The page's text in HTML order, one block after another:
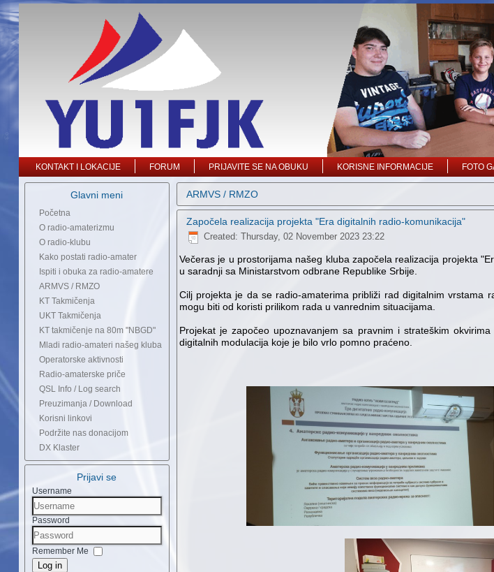
KONTAKT I LOKACIJE FORUM PRIJAVITE SE NA OBUKU KORISNE INFORMACIJE FOTO
Glavni meni
Početna
O radio-amaterizmu
O radio-klubu
Kako postati radio-amater
Ispiti i obuka za radio-amatere
ARMVS / RMZO
KT Takmičenja
UKT Takmičenja
KT takmičenje na 80m "NBGD"
Mladi radio-amateri našeg kluba
Operatorske aktivnosti
Radio-amaterske priče
QSL Info / Log search
Preuzimanja / Download
Korisni linkovi
Podržite nas donacijom
DX Klaster
Prijavi se
Username
Password
Remember Me
Log in
ARMVS / RMZO
Započela realizacija projekta "Era digitalnih radio-komunikacija"
Created: Thursday, 02 November 2023 23:22
Večeras je u prostorijama našeg kluba započela realizacija projekta
u saradnji sa Ministarstvom odbrane Republike Srbije.
Cilj projekta je da se radio-amaterima približi rad digitalnim vrstama
mogu biti od koristi prilikom rada u vanrednim situacijama.
Projekat je započeo upoznavanjem sa pravnim i strateškim
digitalnih modulacija koje je bilo vrlo pomno praćeno.